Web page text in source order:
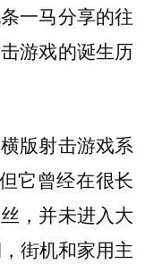
一马分享的往
游戏的诞生历
版射击游戏系
它曾经在很长
，并未进入大
街机和家用主